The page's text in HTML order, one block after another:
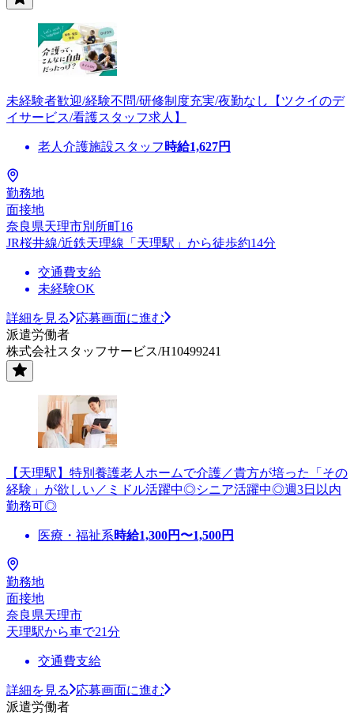
未経験者歓迎/経験不問/研修制度充実/夜勤なし【ツクイのデ
イサービス/看護スタッフ求人】
老人介護施設スタッフ 時給1,627円
勤務地
面接地
奈良県天理市別所町16
JR桜井線/近鉄天理線「天理駅」から徒歩約14分
交通費支給
未経験OK
詳細を見る
応募画面に進む
派遣労働者
株式会社スタッフサービス/H10499241
【天理駅】特別養護老人ホームで介護／貴方が培った「その
経験」が欲しい／ミドル活躍中◎シニア活躍中◎週3日以内
勤務可◎
医療・福祉系時給1,300円〜1,500円
勤務地
面接地
奈良県天理市
天理駅から車で21分
交通費支給
詳細を見る
応募画面に進む
派遣労働者